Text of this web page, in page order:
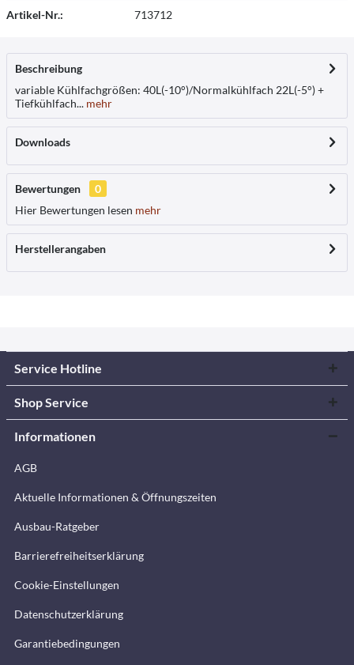
Artikel-Nr.: 713712
Beschreibung
variable Kühlfachgrößen: 40L(-10°)/Normalkühlfach 22L(-5°) +
Tiefkühlfach... mehr
Downloads
Bewertungen
0
Hier Bewertungen lesen mehr
Herstellerangaben
Service Hotline
Shop Service
Informationen
AGB
Aktuelle Informationen & Öffnungszeiten
Ausbau-Ratgeber
Barrierefreiheitserklärung
Cookie-Einstellungen
Datenschutzerklärung
Garantiebedingungen